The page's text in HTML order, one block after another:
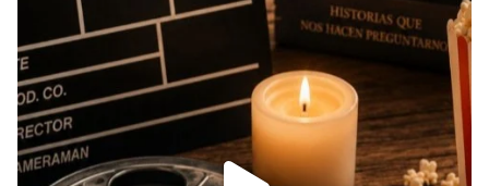
tican News 👇
www.vaticannews.va/es/iglesia/news/2026-
07/carmina-historia-depresion-papa-viaje-
espana-testimoni...
Foto
View on Facebook · Share